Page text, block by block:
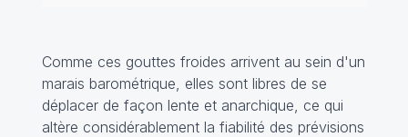
Comme ces gouttes froides arrivent au sein d'un
marais barométrique, elles sont libres de se
déplacer de façon lente et anarchique, ce qui
altère considérablement la fiabilité des prévisions